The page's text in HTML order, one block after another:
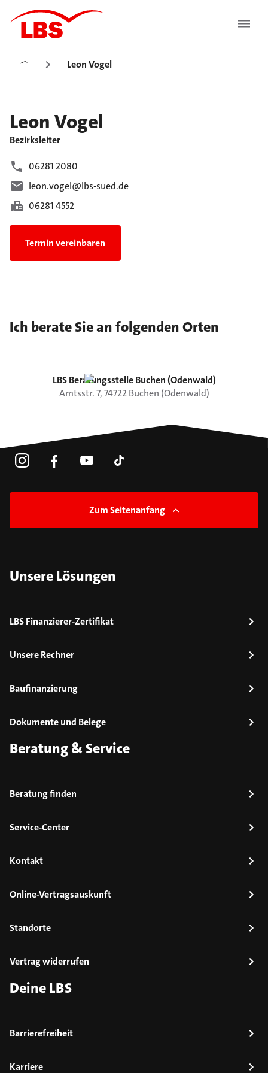
Leon Vogel
Leon Vogel
Bezirksleiter
06281 2080
leon.vogel@lbs-sued.de
06281 4552
Termin vereinbaren
Ich berate Sie an folgenden Orten
LBS Beratungsstelle Buchen (Odenwald)
Amtsstr.7,74722 Buchen (Odenwald)
Zum Seitenanfang
Unsere Lösungen
LBS Finanzierer-Zertifikat
Unsere Rechner
Baufinanzierung
Dokumente und Belege
Beratung & Service
Beratung finden
Service-Center
Kontakt
Online-Vertragsauskunft
Standorte
Vertrag widerrufen
Deine LBS
Barrierefreiheit
Karriere